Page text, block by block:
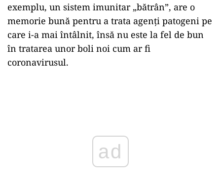
exemplu, un sistem imunitar „bătrân”, are o
memorie bună pentru a trata agenți patogeni pe
care i-a mai întâlnit, însă nu este la fel de bun
în tratarea unor boli noi cum ar fi
coronavirusul.